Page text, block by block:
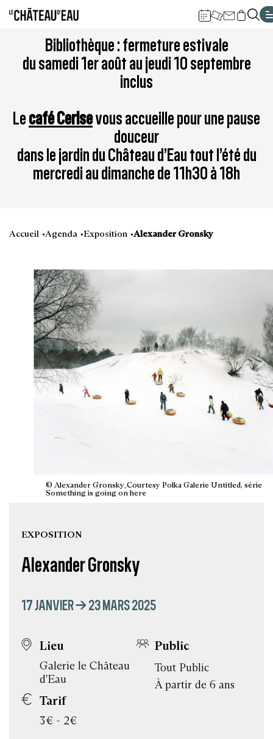
Aller
contenu
Aller
à
la
navigation
à
la
recherche
Aller
au
pied
plan
Bibliothèque : fermeture estivale
du samedi 1er août au jeudi 10 septembre
inclus
Lecafé Cerisevous accueille pour une pause
douceur
dans le jardin du Château d’Eau tout l’été du
mercredi au dimanche de 11h30 à 18h
Accueil Agenda Exposition Alexander Gronsky
© Alexander Gronsky_Courtesy Polka Galerie Untitled, série
Something is going on here
Alexander Gronsky
EXPOSITION
17 JANVIER → 23 MARS 2025
Lieu
Galerie le Château
d'Eau
Public
Tout Public
À partir de 6 ans
Tarif
3€ - 2€